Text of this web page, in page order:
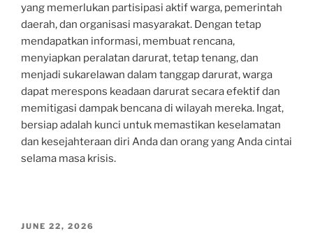
yang memerlukan partisipasi aktif warga, pemerintah
daerah, dan organisasi masyarakat. Dengan tetap
mendapatkan informasi, membuat rencana,
menyiapkan peralatan darurat, tetap tenang, dan
menjadi sukarelawan dalam tanggap darurat, warga
dapat merespons keadaan darurat secara efektif dan
memitigasi dampak bencana di wilayah mereka. Ingat,
bersiap adalah kunci untuk memastikan keselamatan
dan kesejahteraan diri Anda dan orang yang Anda cintai
selama masa krisis.
POSTED
JUNE 22, 2026